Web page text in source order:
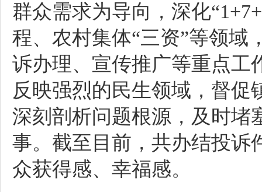
群众需求为导向，深化
程、农村集体“三资”等领域
诉办理、宣传推广等重点工
反映强烈的民生领域，督
深刻剖析问题根源，及时堵
事。截至目前，共办结投诉
众获得感、幸福感。